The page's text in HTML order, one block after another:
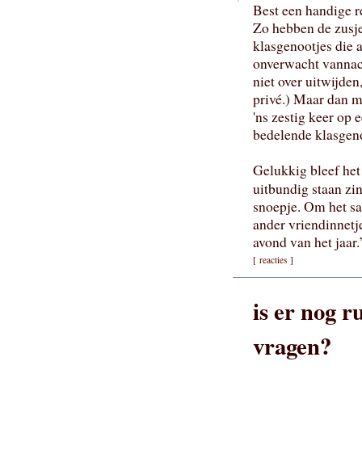
Best een handige
Zo hebben de
klasgenootjes die
onverwacht
niet over
privé.) Maar dan
'ns zestig keer op
bedelende
Gelukkig bleef het
uitbundig staan
snoepje. Om het
ander
avond van het
[ reacties ]
is er nog
vragen?